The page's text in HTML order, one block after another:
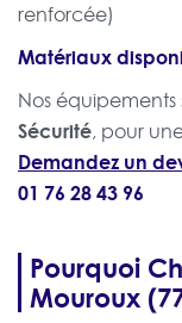
renforcée)
Matériaux
Nos
Sécurité, pour
Demandez un
01 76 28 43 96
Pourquoi
Mouroux